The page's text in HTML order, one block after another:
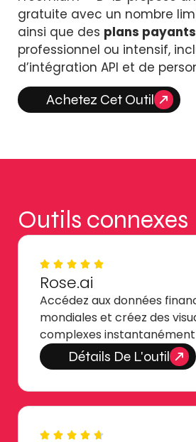
gratuite avec un nombre
ainsi que des plans payants
professionnel ou intensif,
d’intégration API et de
Achetez Cet Outil
Outils connexes
Rose.ai
Accédez aux données
mondiales et créez des
complexes
Détails De L'outil